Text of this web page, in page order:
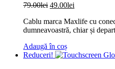
79.00lei Prețul
a
fost:
49.00lei
este:
49.00lei.
Cablu marca Maxlife cu
dumneavoastră, chiar și
Adaugă în coș
Reduceri!